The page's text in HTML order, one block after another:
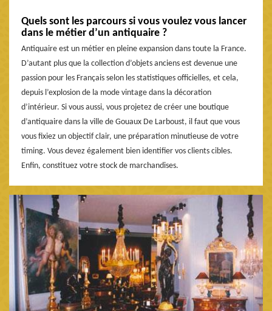
Quels sont les parcours si vous voulez vous lancer
dans le métier d’un antiquaire ?
Antiquaire est un métier en pleine expansion dans toute la France.
D’autant plus que la collection d’objets anciens est devenue une
passion pour les Français selon les statistiques officielles, et cela,
depuis l’explosion de la mode vintage dans la décoration
d’intérieur. Si vous aussi, vous projetez de créer une boutique
d’antiquaire dans la ville de Gouaux De Larboust, il faut que vous
vous fixiez un objectif clair, une préparation minutieuse de votre
timing. Vous devez également bien identifier vos clients cibles.
Enfin, constituez votre stock de marchandises.